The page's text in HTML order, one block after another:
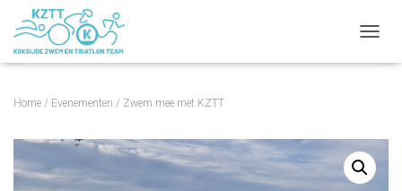
Home / Evenementen / Zwem mee met KZTT